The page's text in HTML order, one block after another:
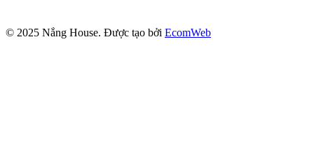
© 2025 Nắng House. Được tạo bởi EcomWeb